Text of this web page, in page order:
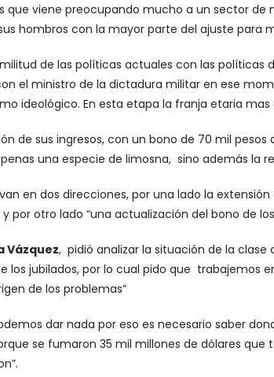
que viene preocupando mucho a un sector de
hombros con la mayor parte del ajuste para
de las políticas actuales con las políticas
el ministro de la dictadura militar en ese
ideológico. En esta etapa la franja etaria
de sus ingresos, con un bono de 70 mil
una especie de limosna, sino además la
en dos direcciones, por una lado la
por otro lado “una actualización del bono de
Vázquez, pidió analizar la situación de la clase
los jubilados, por lo cual pido que trabajemos
de los problemas”
dar nada por eso es necesario saber
se fumaron 35 mil millones de dólares que